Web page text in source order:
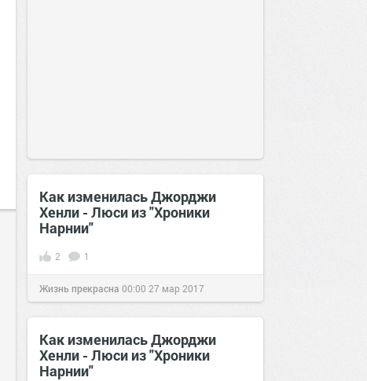
Как изменилась Джорджи
Хенли - Люси из "Хроники
Нарнии"
2 1
Жизнь прекрасна 00:00 27 мар 2017
Как изменилась Джорджи
Хенли - Люси из "Хроники
Нарнии"